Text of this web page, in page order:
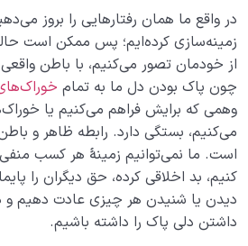
در واقع ما همان رفتارهایی را بروز
زمینه‌سازی کرده‌ایم؛ پس ممکن است
از خودمان تصور می‌کنیم، با باطن
چون پاک بودن دل ما به تمام
وهمی که برایش فراهم می‌کنیم یا
می‌کنیم، بستگی دارد. رابطه ظاهر و
است. ما نمی‌توانیم زمینۀ هر کسب منفی
کنیم، بد اخلاقی کرده، حق دیگران را
دیدن یا شنیدن هر چیزی عادت دهیم و
داشتن دلی پاک را داشته باشیم.